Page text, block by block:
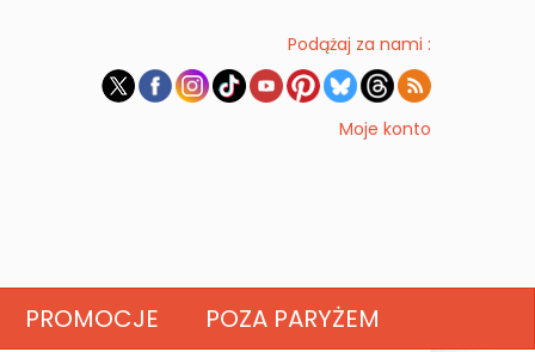
Podążaj za nami :
Moje konto
PROMOCJE POZA PARYŻEM